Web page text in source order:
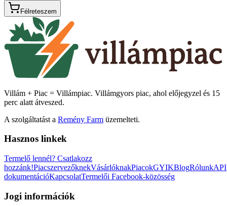
Félreteszem
Villám + Piac = Villámpiac. Villámgyors piac, ahol előjegyzel és 15
perc alatt átveszed.
A szolgáltatást a Remény Farm üzemelteti.
Hasznos linkek
Termelő lennél? Csatlakozz
hozzánk!PiacszervezőknekVásárlóknakPiacokGYIKBlogRólunkAPI
dokumentációKapcsolatTermelői Facebook-közösség
Jogi információk